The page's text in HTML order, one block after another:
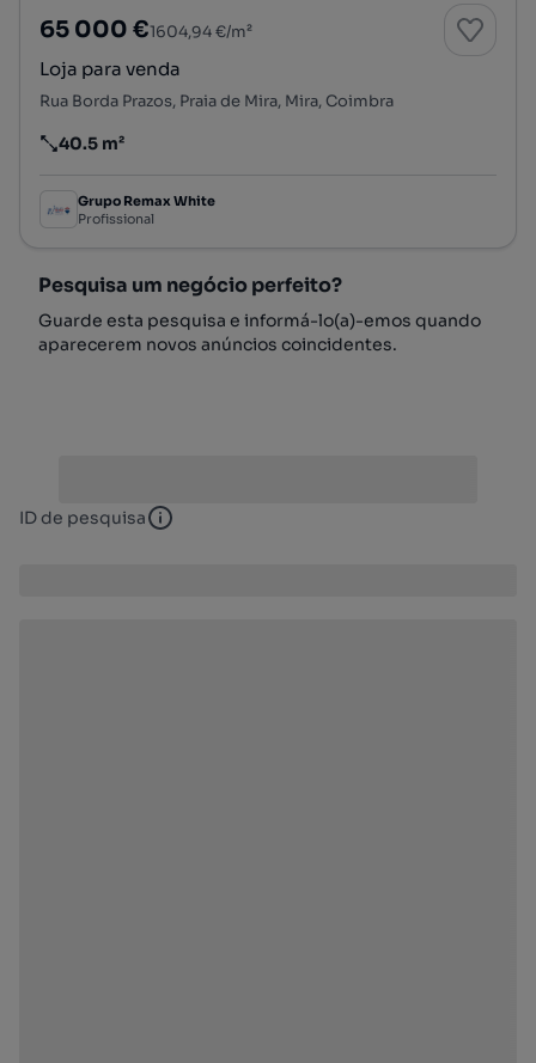
65 000 €1604,94 €/m²
Loja para venda
Rua Borda Prazos, Praia de Mira, Mira, Coimbra
Preço por metro quadrado
40.5 m²
Grupo Remax White
Profissional
Pesquisa um negócio perfeito?
Guarde esta pesquisa e informá-lo(a)-emos quando
aparecerem novos anúncios coincidentes.
ID de pesquisa ID de pesquisa